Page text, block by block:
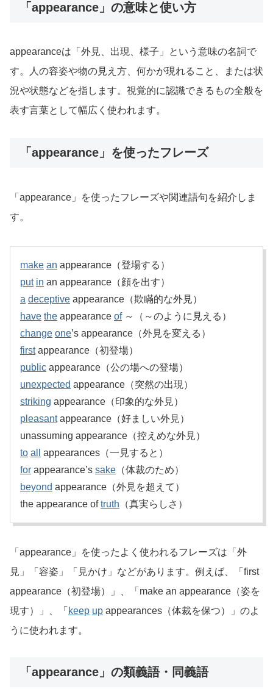
「appearance」の意味と使い方
appearanceは「外見、出現、様子」という意味の名詞で
す。人の容姿や物の見え方、何かが現れること、または状
況や状態などを指します。視覚的に認識できるもの全般を
表す言葉として幅広く使われます。
「appearance」を使ったフレーズ
「appearance」を使ったフレーズや関連語句を紹介しま
す。
make an appearance（登場する）
put in an appearance（顔を出す）
a deceptive appearance（欺瞞的な外見）
have the appearance of～（～のように見える）
change one’s appearance（外見を変える）
firstappearance（初登場）
public appearance（公の場への登場）
unexpected appearance（突然の出現）
striking appearance（印象的な外見）
pleasantappearance（好ましい外見）
unassuming appearance（控えめな外見）
to all
appearances（一見すると）
for appearance’s sake （体裁のため）
beyond appearance（外見を超えて）
the appearance oftruth （真実らしさ）
「appearance」を使ったよく使われるフレーズは「外
見」「容姿」「見かけ」などがあります。例えば、「first
appearance（初登場）」、「make an appearance（姿を
現す）」、「 keep up appearances（体裁を保つ）」のよ
うに使われます。
「appearance」の類義語・同義語